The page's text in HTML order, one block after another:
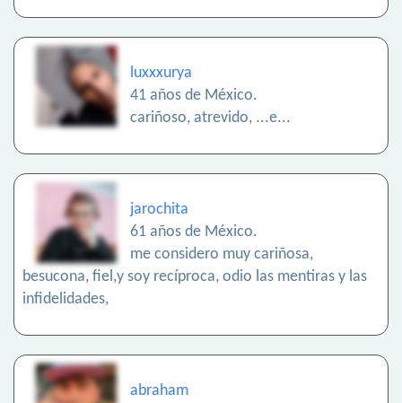
luxxxurya
41 años de México.
cariñoso, atrevido, ...e...
jarochita
61 años de México.
me considero muy cariñosa,
besucona, fiel,y soy recíproca, odio las mentiras y las
infidelidades,
abraham